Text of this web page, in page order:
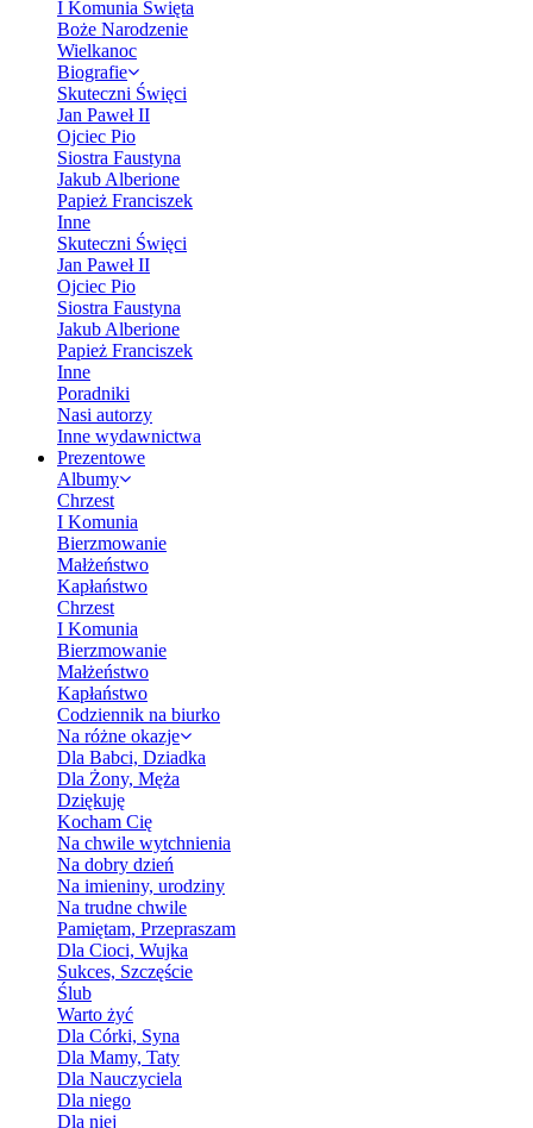
I Komunia Święta
Boże Narodzenie
Wielkanoc
Biografie
Skuteczni Święci
Jan Paweł II
Ojciec Pio
Siostra Faustyna
Jakub Alberione
Papież Franciszek
Inne
Skuteczni Święci
Jan Paweł II
Ojciec Pio
Siostra Faustyna
Jakub Alberione
Papież Franciszek
Inne
Poradniki
Nasi autorzy
Inne wydawnictwa
Prezentowe
Albumy
Chrzest
I Komunia
Bierzmowanie
Małżeństwo
Kapłaństwo
Chrzest
I Komunia
Bierzmowanie
Małżeństwo
Kapłaństwo
Codziennik na biurko
Na różne okazje
Dla Babci, Dziadka
Dla Żony, Męża
Dziękuję
Kocham Cię
Na chwile wytchnienia
Na dobry dzień
Na imieniny, urodziny
Na trudne chwile
Pamiętam, Przepraszam
Dla Cioci, Wujka
Sukces, Szczęście
Ślub
Warto żyć
Dla Córki, Syna
Dla Mamy, Taty
Dla Nauczyciela
Dla niego
Dla niej